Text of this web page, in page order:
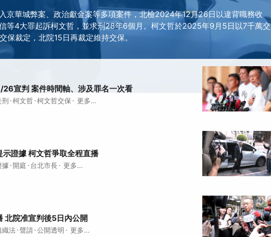
京華城弊案、政治獻金案等多項案件，北檢2024年12月26日以違背職務收
等4大罪起訴柯文哲，並求刑28年6個月。柯文哲於2025年9月5日以7千萬交
保裁定，北院15日再裁定維持交保。
宣判 案件時間軸、涉及罪名一次看
刑 ·柯文哲·柯文哲交保 · 更多...
證據 柯文哲爭取全程直播
據 · 開庭 · 台北市長· 更多...
北院准宣判後5日內公開
織法·聲請·公開透明 · 更多...